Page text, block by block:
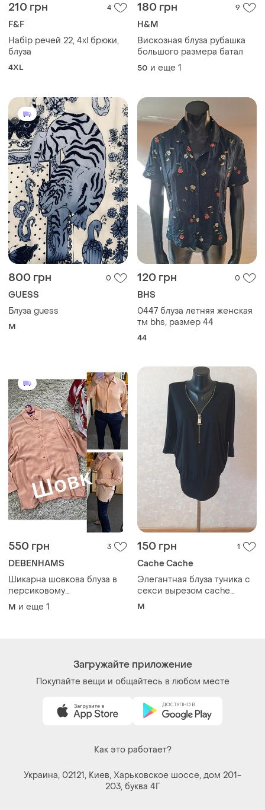
210 грн 4
F&F
Набір речей 22, 4xl брюки,
блуза
4XL
180 грн 9
H&M
Вискозная блуза рубашка
большого размера батал
50 и еще 1
800 грн 0
GUESS
Блуза guess
M
120 грн 0
BHS
0447 блуза летняя женская
тм bhs, размер 44
44
550 грн 3
DEBENHAMS
Шикарна шовкова блуза в
персиковому
кольорі,debenhams,p.10-12
M и еще 1
150 грн 1
Cache Cache
Элегантная блуза туника с
секси вырезом cache
cache размер м
M
Загружайте приложение
Покупайте вещи и общайтесь в любом месте
Как это работает?
Украина, 02121, Киев, Харьковское шоссе, дом 201-
203, буква 4Г